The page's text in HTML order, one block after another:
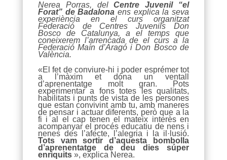
Nerea Porras, delCentre Juvenil “el
Forat” de Badalona ens explica la seva
experiència en el curs organitzat
Federació de Centres Juvenils Don
Bosco de Catalunya, a el temps que
coneixerem l’arrencada de el curs a la
Federació Maín d’Aragó i Don Bosco de
València.
«El fet de conviure-hi i poder esprémer tot
a l’màxim et dóna un ventall
d’aprenentatge molt gran. Pots
experimentar a fons totes les qualitats,
habilitats i punts de vista de les persones
que estan convivint amb tu, amb maneres
de pensar i actuar diferents, però que a la
fi i al el cap tenen el mateix interès en
acompanyar el procés educatiu de nens i
nenes des l’afecte, l’alegria i la il·lusió.
Tots vam sortir d’aquesta bombolla
d’aprenentatge de deu dies súper
enriquits», explica Nerea.